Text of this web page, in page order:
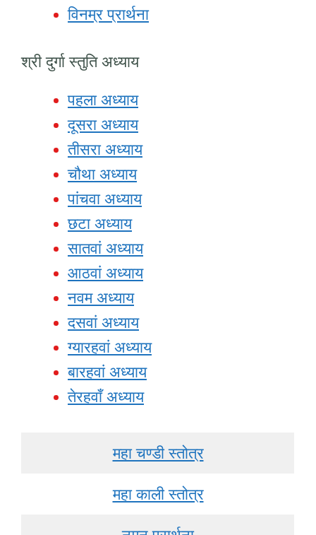
विनम्र प्रार्थना
श्री दुर्गा स्तुति अध्याय
पहला अध्याय
दूसरा अध्याय
तीसरा अध्याय
चौथा अध्याय
पांचवा अध्याय
छटा अध्याय
सातवां अध्याय
आठवां अध्याय
नवम अध्याय
दसवां अध्याय
ग्यारहवां अध्याय
बारहवां अध्याय
तेरहवाँ अध्याय
महा चण्डी स्तोत्र
महा काली स्तोत्र